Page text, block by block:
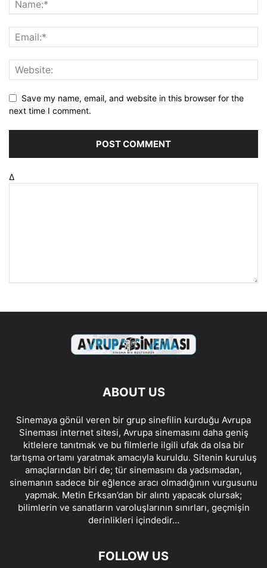
Save my name, email, and website in this browser for the
next time I comment.
Δ
ABOUT US
Sinemaya gönül veren bir grup sinefilin kurduğu Avrupa
Sineması internet sitesi, Avrupa sinemasını daha geniş
kitlelere tanıtmak ve bu filmlerle ilgili ufak da olsa bir
tartışma ortamı yaratmak amacıyla kuruldu. Sitenin kuruluş
amaçlarından biri de; tür sinemasını da yadsımadan,
sinemanın sadece bir eğlence aracı olmadığının vurgusunu
yapmak. Metin Erksan’dan bir alıntı yapacak olursak;
bilimlerin ve sanatların varoluşlarının sınırları, geçmişin
derinlikleri içindedir…
FOLLOW US